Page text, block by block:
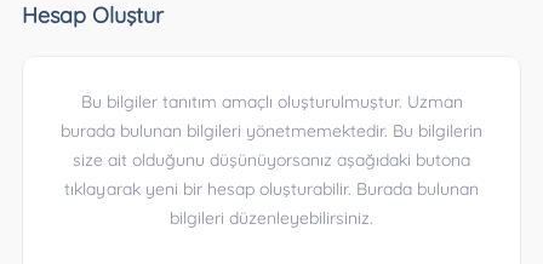
Hesap Oluştur
Bu bilgiler tanıtım amaçlı oluşturulmuştur. Uzman
burada bulunan bilgileri yönetmemektedir. Bu bilgilerin
size ait olduğunu düşünüyorsanız aşağıdaki butona
tıklayarak yeni bir hesap oluşturabilir. Burada bulunan
bilgileri düzenleyebilirsiniz.